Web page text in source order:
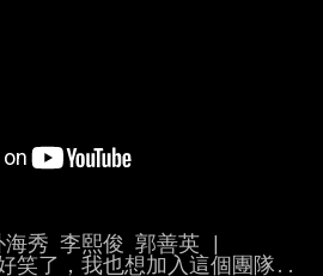
秀 李熙俊 郭善英 |